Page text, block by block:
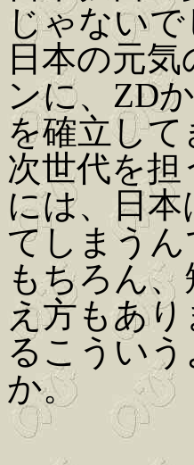
じゃない
日本の元
ンに、ZD
を確立し
次世代を
には、日
てしまうん
もちろん
え方もあ
るこうい
か。